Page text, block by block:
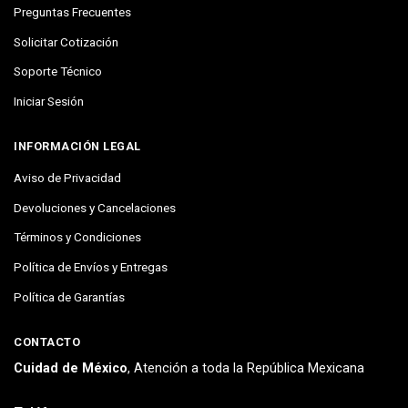
Preguntas Frecuentes
Solicitar Cotización
Soporte Técnico
Iniciar Sesión
INFORMACIÓN LEGAL
Aviso de Privacidad
Devoluciones y Cancelaciones
Términos y Condiciones
Política de Envíos y Entregas
Política de Garantías
CONTACTO
Cuidad de México, Atención a toda la República Mexicana